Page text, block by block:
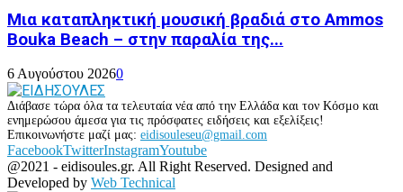
Μια καταπληκτική μουσική βραδιά στο Ammos
Bouka Beach – στην παραλία της...
6 Αυγούστου 20260
Διάβασε τώρα όλα τα τελευταία νέα από την Ελλάδα και τον Κόσμο και
ενημερώσου άμεσα για τις πρόσφατες ειδήσεις και εξελίξεις!
Επικοινωνήστε μαζί μας: eidisouleseu@gmail.com
FacebookTwitterInstagramYoutube
@2021 - eidisoules.gr. All Right Reserved. Designed and
Developed by Web Technical